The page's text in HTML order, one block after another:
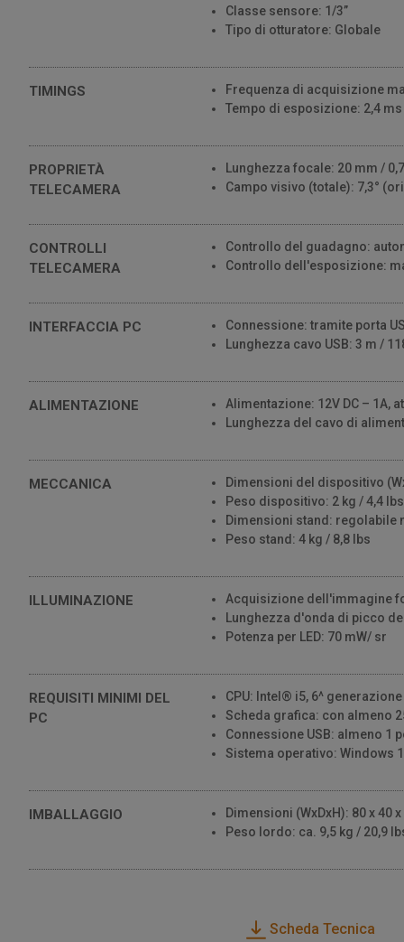
Classe sensore: 1/3”
Tipo di otturatore: Globale
TIMINGS
Frequenza di acquisizione
Tempo di esposizione: 2,4 ms
PROPRIETÀ
TELECAMERA
Lunghezza focale: 20 mm /
Campo visivo (totale): 7,3°
CONTROLLI
TELECAMERA
Controllo del guadagno:
Controllo dell'esposizione:
INTERFACCIA PC
Connessione: tramite porta
Lunghezza cavo USB: 3 m /
ALIMENTAZIONE
Alimentazione: 12V DC – 1A,
Lunghezza del cavo di
MECCANICA
Dimensioni del dispositivo
Peso dispositivo: 2 kg / 4,4
Dimensioni stand: regolabile
Peso stand: 4 kg / 8,8 lbs
ILLUMINAZIONE
Acquisizione dell'immagine
Lunghezza d'onda di picco
Potenza per LED: 70 mW/ sr
REQUISITI MINIMI DEL
PC
CPU: Intel® i5, 6^
Scheda grafica: con almeno
Connessione USB: almeno 1
Sistema operativo: Windows
IMBALLAGGIO
Dimensioni (WxDxH): 80 x 40
Peso lordo: ca. 9,5 kg / 20,9
Scheda Tecnica